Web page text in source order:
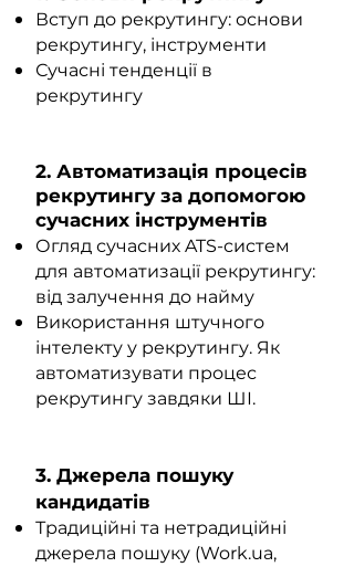
Вступ до рекрутингу: основи
рекрутингу, інструменти
Сучасні тенденції в
рекрутингу
2. Автоматизація процесів
рекрутингу за допомогою
сучасних інструментів
Огляд сучасних ATS-систем
для автоматизації рекрутингу:
від залучення до найму
Використання штучного
інтелекту у рекрутингу. Як
автоматизувати процес
рекрутингу завдяки ШІ.
3. Джерела пошуку
кандидатів
Традиційні та нетрадиційні
джерела пошуку (Work.ua,